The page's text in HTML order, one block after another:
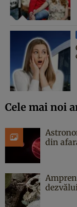
Cele mai noi
din